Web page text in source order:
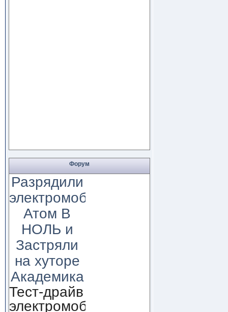
Форум
Разрядили
электромобиль
Атом В
НОЛЬ и
Застряли
на хуторе
Академика
Тест-драйв
электромобиля